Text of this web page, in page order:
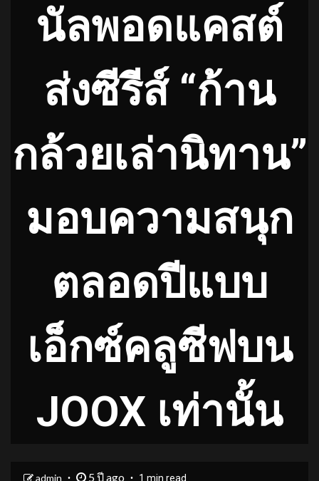
นัลพอดแคสต์
ส่งซีรีส์ “ก้าน
กล้วยเล่านิทาน”
มอบความสนุก
ตลอดปีแบบ
เอ็กซ์คลูซีฟบน
JOOX เท่านั้น
admin 5 ปี ago 1 min read